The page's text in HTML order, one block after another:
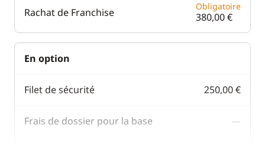
Rachat de Franchise Obligatoire
380,00 €
En option
Filet de sécurité 250,00 €
Frais de dossier pour la base —